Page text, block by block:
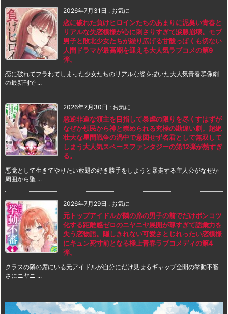
2026年7月31日 : お気に
恋に破れた負けヒロインたちのあまりに泥臭い青春と
リアルな失恋模様が心に刺さりすぎて涙腺崩壊。モブ
男子と敗北少女たちが繰り広げる甘酸っぱくも切ない
人間ドラマが最高潮を迎える大人気ラブコメの第9
弾。
恋に破れてフラれてしまった少女たちのリアルな姿を描いた大人気青春群像劇
の最新刊で ...
2026年7月30日 : お気に
悪逆非道な領主を目指して暴虐の限りを尽くすはずが
なぜか領民から神と崇められる究極の勘違い劇。超絶
壮大な星間戦争の渦中で意図せず名君として無双して
しまう大人気スペースファンタジーの第12弾が熱すぎ
る。
悪党として生きてやりたい放題の好き勝手をしようと暴走する主人公がなぜか
周囲から聖 ...
2026年7月29日 : お気に
元トップアイドルが隣の席の男子の前でだけポンコツ
化する距離感ゼロのニヤニヤ展開が尊すぎて語彙力を
失う恋物語。隠しきれない可愛さとじれったい恋模様
にキュン死寸前となる極上青春ラブコメディの第4
弾。
クラスの隣の席にいる元アイドルが自分にだけ見せるギャップ全開の挙動不審
さにニヤニ ...